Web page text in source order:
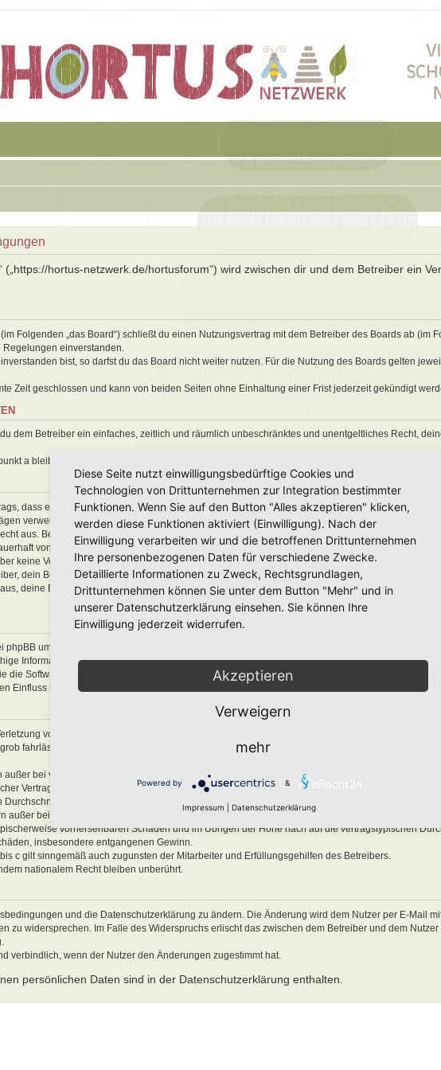
(„https://hortus-netzwerk.de/hortusforum“) wird zwischen dir und dem Betreiber ein
Folgenden „das Board“) schließt du einen Nutzungsvertrag mit dem Betreiber des Boards ab (im
einverstanden.
bist, so darfst du das Board nicht weiter nutzen. Für die Nutzung des Boards gelten
Zeit geschlossen und kann von beiden Seiten ohne Einhaltung einer Frist jederzeit gekündigt
dem Betreiber ein einfaches, zeitlich und räumlich unbeschränktes und unentgeltliches Recht,
a bleibt auch nach Kündigung des Nutzungsvertrages bestehen.
dass er keine Inhalte enthält, die gegen geltendes Recht oder die guten Sitten verstoßen. Du
verwendeten Links und Bilder zu setzen bzw. zu verwenden.
aus. Bei Verstößen gegen diese Nutzungsbedingungen oder anderer im Board veröffentlichten
von der Nutzung dieses Boards ausschließen und dir ein Hausverbot erteilen.
keine Verantwortung für die Inhalte von Beiträgen übernimmt, die er nicht selbst erstellt hat oder
dein Benutzerkonto, Beiträge und Funktionen jederzeit zu löschen oder zu sperren.
deine Beiträge abzuändern, sofern sie gegen o. g. Regeln verstoßen oder geeignet sind, dem
um eine unter der „
“ (GPL) bereitgestellten Foren-Software
Informationen werden durch die deutschsprachige Community unterwww.phpbb.dezur
die Software verwendet wird. Sie können insbesondere die Verwendung der Software für
Einfluss nehmen.
von Leben, Körper und Gesundheit und der Verletzung wesentlicher Vertragspflichten
fahrlässiges Verhalten zurückzuführen sind. Dies gilt auch für mittelbare Folgeschäden wie
bei vorsätzlichem oder grob fahrlässigem Verhalten oder bei Schäden aus der Verletzung von
Vertragspflichten (Kardinalpflichten) auf die bei Vertragsschluss typischerweise vorhersehbaren
begrenzt. Dies gilt auch für mittelbare Folgeschäden wie insbesondere
außer bei der Verletzung von Leben, Körper und Gesundheit oder vorsätzlichem oder grob
vorhersehbaren Schäden und im Übrigen der Höhe nach auf die vertragstypischen
insbesondere entgangenen Gewinn.
c gilt sinngemäß auch zugunsten der Mitarbeiter und Erfüllungsgehilfen des Betreibers.
nationalem Recht bleiben unberührt.
und die Datenschutzerklärung zu ändern. Die Änderung wird dem Nutzer per E-Mail
zu widersprechen. Im Falle des Widerspruchs erlischt das zwischen dem Betreiber und dem
verbindlich, wenn der Nutzer den Änderungen zugestimmt hat.
persönlichen Daten sind in der Datenschutzerklärung enthalten.
Diese Seite nutzt einwilligungsbedürftige Cookies und
Technologien von Drittunternehmen zur Integration bestimmter
Funktionen. Wenn Sie auf den Button "Alles akzeptieren" klicken,
werden diese Funktionen aktiviert (Einwilligung). Nach der
Einwilligung verarbeiten wir und die betroffenen Drittunternehmen
Ihre personenbezogenen Daten für verschiedene Zwecke.
Detaillierte Informationen zu Zweck, Rechtsgrundlagen,
Drittunternehmen können Sie unter dem Button "Mehr" und in
unserer Datenschutzerklärung einsehen. Sie können Ihre
Einwilligung jederzeit widerrufen.
Akzeptieren
Verweigern
mehr
Powered by &
Impressum Datenschutzerklärung